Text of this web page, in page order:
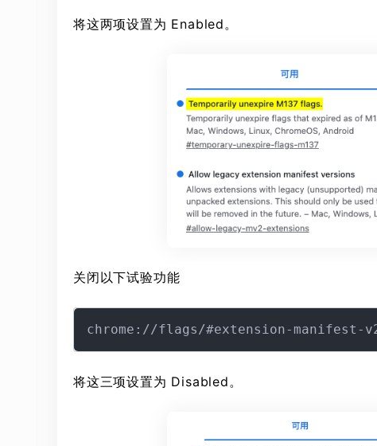
将这两项设置为 Enabled。
关闭以下试验功能
将这三项设置为 Disabled。